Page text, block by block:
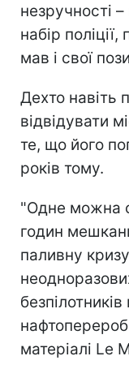
незручності
набір
мав і свої
Дехто навіть
відвідувати
те, що його
років тому.
"Одне можна
годин
паливну
безпілотників
матеріалі Le